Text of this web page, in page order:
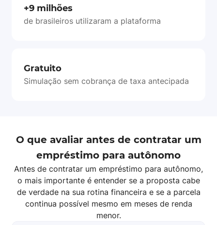
+9 milhões
de brasileiros utilizaram a plataforma
Gratuito
Simulação sem cobrança de taxa antecipada
O que avaliar antes de contratar um
empréstimo para autônomo
Antes de contratar um empréstimo para autônomo,
o mais importante é entender se a proposta cabe
de verdade na sua rotina financeira e se a parcela
continua possível mesmo em meses de renda
menor.